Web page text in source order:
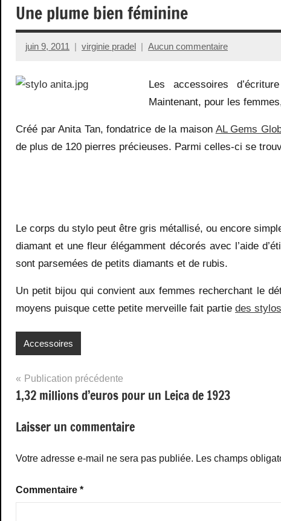
Une plume bien féminine
juin 9, 2011 virginie pradel Aucun commentaire
Les accessoires
Maintenant, pour les
Créé par Anita Tan, fondatrice de la maison AL Gems
de plus de 120 pierres précieuses. Parmi celles-ci se
Le corps du stylo peut être gris métallisé, ou encore
diamant et une fleur élégamment décorés avec l’aide
sont parsemées de petits diamants et de rubis.
Un petit bijou qui convient aux femmes recherchant le
moyens puisque cette petite merveille fait partie des stylos
Accessoires
Navigation
de
l’article
Publication précédente
1,32 millions d’euros pour un Leica de 1923
Laisser un commentaire
Votre adresse e-mail ne sera pas publiée. Les champs
Commentaire *